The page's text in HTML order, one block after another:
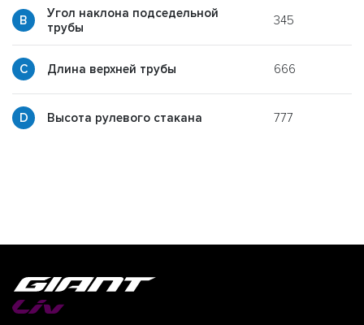
Угол наклона подседельной
трубы
345
Длина верхней трубы 666
Высота рулевого стакана 777